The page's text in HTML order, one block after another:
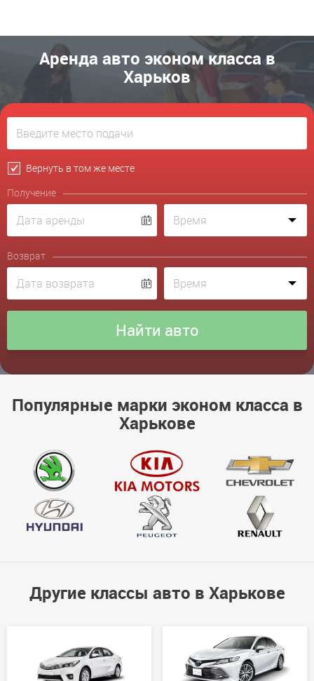
Аренда авто эконом класса в
Харьков
Вернуть в том же месте
Получение
Возврат
Популярные марки эконом класса в
Харькове
Другие классы авто в Харькове